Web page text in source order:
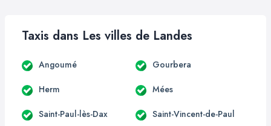
Taxis dans Les villes de Landes
Angoumé Gourbera
Herm Mées
Saint-Paul-lès-Dax Saint-Vincent-de-Paul